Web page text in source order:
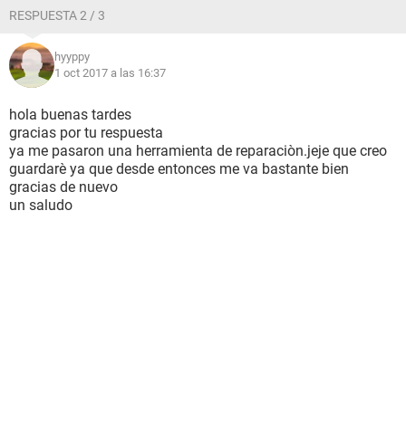
RESPUESTA 2 / 3
hyyppy
1 oct 2017 a las 16:37
hola buenas tardes
gracias por tu respuesta
ya me pasaron una herramienta de reparaciòn.jeje que creo
guardarè ya que desde entonces me va bastante bien
gracias de nuevo
un saludo